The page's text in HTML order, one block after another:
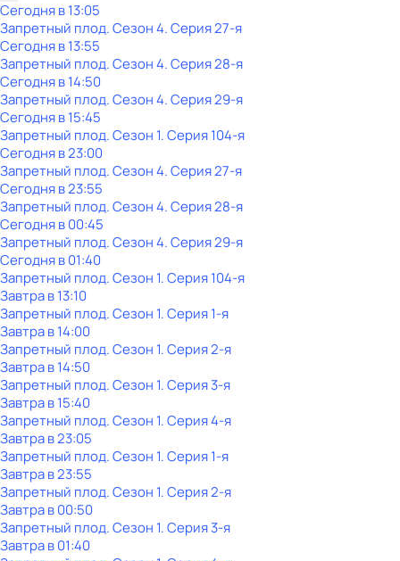
Сегодня в 13:05
Запретный плод. Сезон 4. Серия 27-я
Сегодня в 13:55
Запретный плод. Сезон 4. Серия 28-я
Сегодня в 14:50
Запретный плод. Сезон 4. Серия 29-я
Сегодня в 15:45
Запретный плод. Сезон 1. Серия 104-я
Сегодня в 23:00
Запретный плод. Сезон 4. Серия 27-я
Сегодня в 23:55
Запретный плод. Сезон 4. Серия 28-я
Сегодня в 00:45
Запретный плод. Сезон 4. Серия 29-я
Сегодня в 01:40
Запретный плод. Сезон 1. Серия 104-я
Завтра в 13:10
Запретный плод. Сезон 1. Серия 1-я
Завтра в 14:00
Запретный плод. Сезон 1. Серия 2-я
Завтра в 14:50
Запретный плод. Сезон 1. Серия 3-я
Завтра в 15:40
Запретный плод. Сезон 1. Серия 4-я
Завтра в 23:05
Запретный плод. Сезон 1. Серия 1-я
Завтра в 23:55
Запретный плод. Сезон 1. Серия 2-я
Завтра в 00:50
Запретный плод. Сезон 1. Серия 3-я
Завтра в 01:40